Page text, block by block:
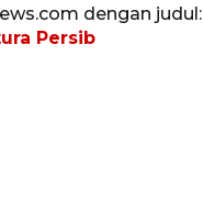
dengan judul:
Persib